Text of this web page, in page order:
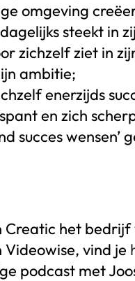
omgeving
steekt in
zichzelf ziet in
ambitie;
enerzijds
en zich
succes wensen’
Creatic het bedrijf
vind je
podcast met